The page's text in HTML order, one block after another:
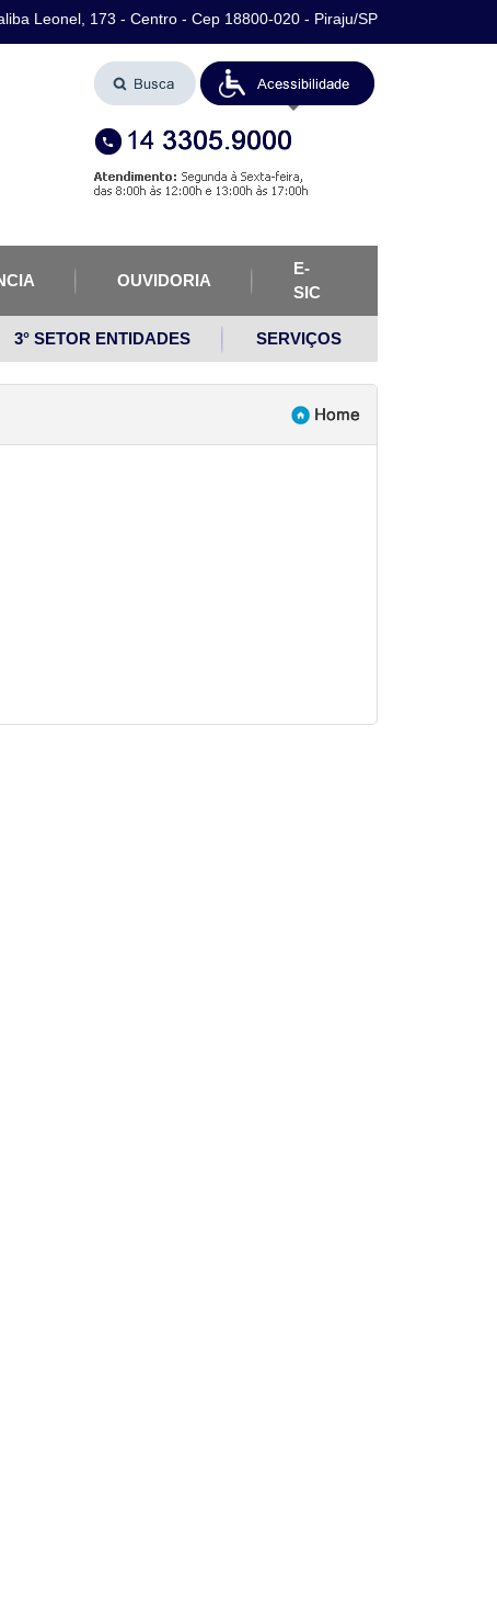
Leonel, 173 - Centro - Cep 18800-020 - Piraju/SP
OUVIDORIA
E-
SIC
3° SETOR ENTIDADES SERVIÇOS